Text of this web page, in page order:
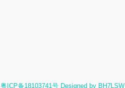
粤ICP备18103741号 Designed by BH7LSW